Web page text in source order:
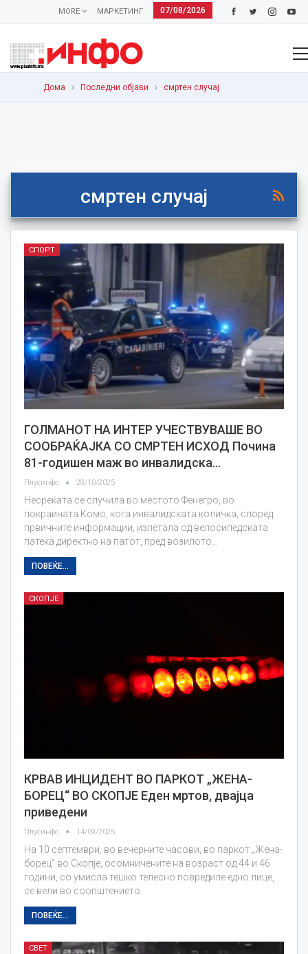
07/08/2026
МАРКЕТИНГ
MORE
Дома Последни објави смртен случај
смртен случај
СПОРТ
ГОЛМАНОТ НА ИНТЕР УЧЕСТВУВАШЕ ВО
СООБРАЌАЈКА СО СМРТЕН ИСХОД Почина
81-годишен маж во инвалидска…
Плусинфо 28/10/2025
Несреќата се случила во местото Фенегро, во
покраината Комо, кога инвалидската количка, според
првичните информации, излетала од велосипедската
патека директно на патот, пред возилото…
ПОВЕЌЕ...
СКОПЈЕ
КРВАВ ИНЦИДЕНТ ВО ПАРКОТ „ЖЕНА-
БОРЕЦ“ ВО СКОПЈЕ Еден мртов, двајца
приведени
Плусинфо 14/09/2025
На 10 септември, во вечерните часови, во паркот „Жена-
борец” во Скопје, осомничените на возраст од 44 и 46
години, со умисла тешко телесно повредиле едно лице,
се вели во соопштението.
ПОВЕЌЕ...
СВЕТ